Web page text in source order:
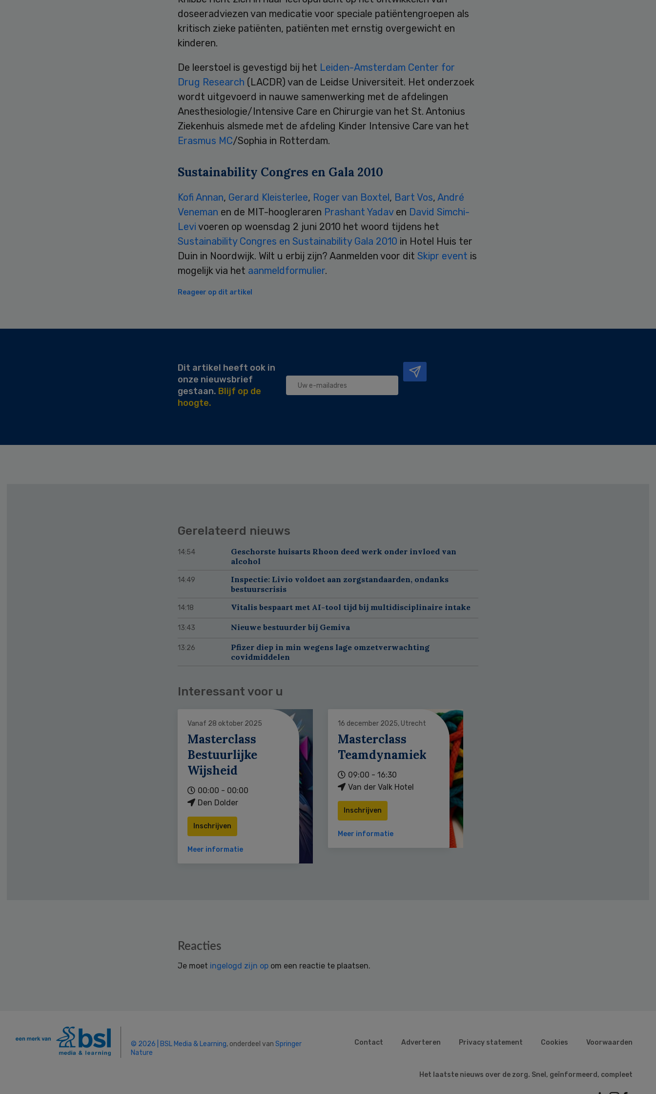
doseeradviezen van medicatie voor speciale patiëntengroepen als
kritisch zieke patiënten, patiënten met ernstig overgewicht en
kinderen.
De leerstoel is gevestigd bij het Leiden-Amsterdam Center for
Drug Research (LACDR) van de Leidse Universiteit. Het onderzoek
wordt uitgevoerd in nauwe samenwerking met de afdelingen
Anesthesiologie/Intensive Care en Chirurgie van het St. Antonius
Ziekenhuis alsmede met de afdeling Kinder Intensive Care van het
Erasmus MC/Sophia in Rotterdam.
Sustainability Congres en Gala 2010
Kofi Annan, Gerard Kleisterlee, Roger van Boxtel, Bart Vos, André
Veneman en de MIT-hoogleraren Prashant Yadav en David Simchi-
Levi voeren op woensdag 2 juni 2010 het woord tijdens het
Sustainability Congres en Sustainability Gala 2010 in Hotel Huis ter
Duin in Noordwijk. Wilt u erbij zijn? Aanmelden voor dit Skipr event is
mogelijk via het aanmeldformulier.
Reageer op dit artikel
Dit artikel heeft ook in
onze nieuwsbrief
gestaan. Blijf op de
hoogte.
Gerelateerd nieuws
14:54
Geschorste huisarts Rhoon deed werk onder invloed van
alcohol
14:49
Inspectie: Livio voldoet aan zorgstandaarden, ondanks
bestuurscrisis
14:18 Vitalis bespaart met AI-tool tijd bij multidisciplinaire intake
13:43 Nieuwe bestuurder bij Gemiva
13:26
Pfizer diep in min wegens lage omzetverwachting
covidmiddelen
Interessant voor u
Vanaf 28 oktober 2025
Masterclass
Bestuurlijke
Wijsheid
00:00 - 00:00
Den Dolder
Inschrijven
Meer informatie
16 december 2025, Utrecht
Masterclass
Teamdynamiek
09:00 - 16:30
Van der Valk Hotel
Inschrijven
Meer informatie
Reacties
Je moet ingelogd zijn op om een reactie te plaatsen.
© 2026 | BSL Media & Learning, onderdeel van Springer
Nature
Contact Adverteren Privacy statement Cookies Voorwaarden
Het laatste nieuws over de zorg. Snel, geïnformeerd, compleet